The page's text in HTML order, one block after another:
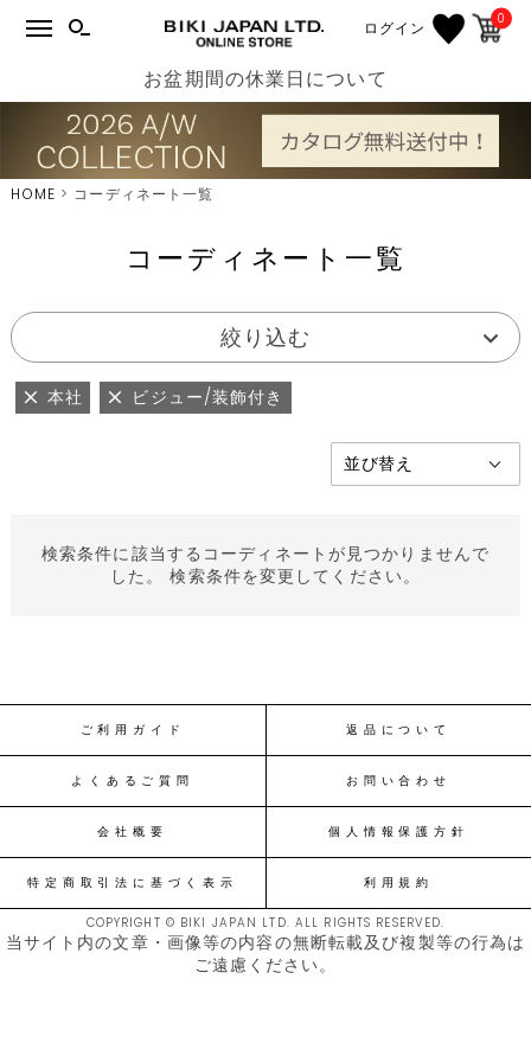
ログイン 0
お盆期間の休業日について
HOME コーディネート一覧
コーディネート一覧
絞り込む
本社 ビジュー/装飾付き
検索条件に該当するコーディネートが見つかりませんで
した。 検索条件を変更してください。
ご利用ガイド 返品について
よくあるご質問 お問い合わせ
会社概要 個人情報保護方針
特定商取引法に基づく表示 利用規約
COPYRIGHT © BIKI JAPAN LTD. ALL RIGHTS RESERVED.
当サイト内の文章・画像等の内容の無断転載及び複製等の行為は
ご遠慮ください。